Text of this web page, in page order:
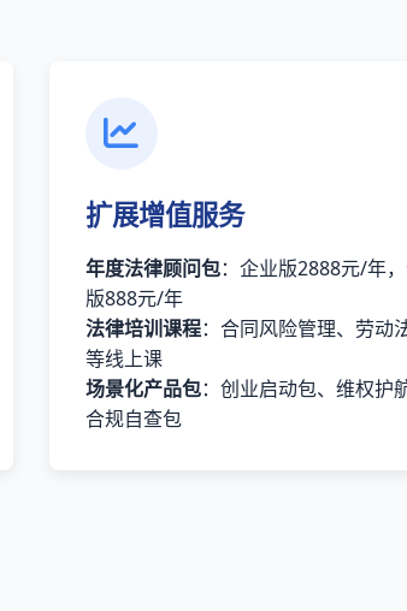
扩展增值服务
年度法律顾问包：企业版2888元/年
版888元/年
法律培训课程：合同风险管理、劳动
等线上课
场景化产品包：创业启动包、维权护航
合规自查包